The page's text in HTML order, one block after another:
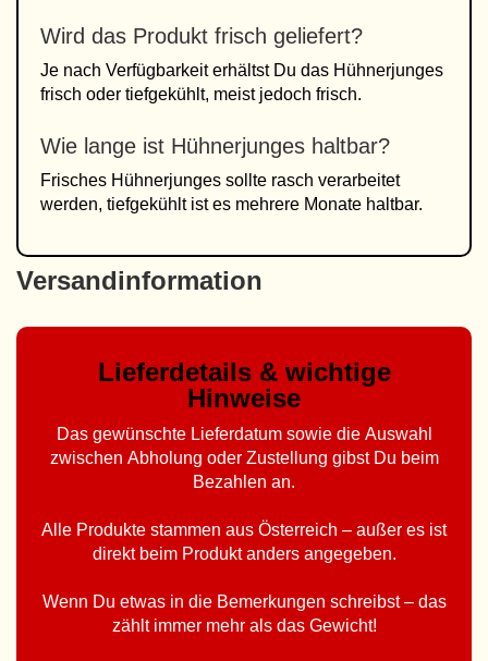
Wird das Produkt frisch geliefert?
Je nach Verfügbarkeit erhältst Du das Hühnerjunges
frisch oder tiefgekühlt, meist jedoch frisch.
Wie lange ist Hühnerjunges haltbar?
Frisches Hühnerjunges sollte rasch verarbeitet
werden, tiefgekühlt ist es mehrere Monate haltbar.
Versandinformation
Lieferdetails & wichtige
Hinweise
Das gewünschte Lieferdatum sowie die Auswahl
zwischen Abholung oder Zustellung gibst Du beim
Bezahlen an.
Alle Produkte stammen aus Österreich – außer es ist
direkt beim Produkt anders angegeben.
Wenn Du etwas in die Bemerkungen schreibst – das
zählt immer mehr als das Gewicht!